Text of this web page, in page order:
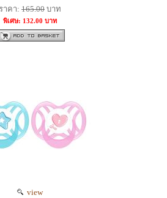
ราคา: 165.00 บาท
พิเศษ: 132.00 บาท
view